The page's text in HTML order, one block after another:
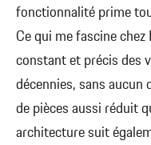
fonctionnalité prime
Ce qui me fascine
constant et précis des
décennies, sans
de pièces aussi réduit
architecture suit